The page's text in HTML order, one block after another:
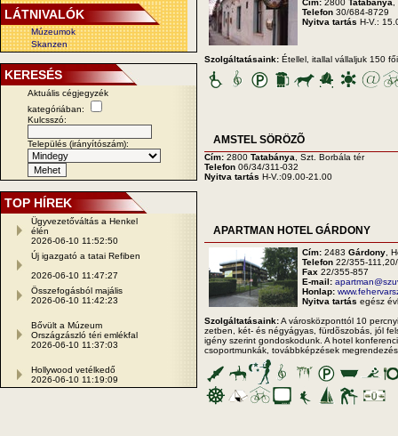
LÁTNIVALÓK
Múzeumok
Skanzen
KERESÉS
Aktuális cégjegyzék
kategóriában:
Kulcsszó:
Település (irányítószám):
TOP HÍREK
Ügyvezetőváltás a Henkel
élén
2026-06-10 11:52:50
Új igazgató a tatai Refiben
2026-06-10 11:47:27
Összefogásból majális
2026-06-10 11:42:23
Bővült a Múzeum
Országzászló téri emlékfal
2026-06-10 11:37:03
Hollywood vetélkedő
2026-06-10 11:19:09
Cím: 2800 Tatabánya,
Telefon 30/684-8729
Nyitva tartás H-V.:
Szolgáltatásaink: Étellel, itallal vállaljuk 150
AMSTEL SÖRÖZÕ
Cím: 2800 Tatabánya, Szt. Borbála tér
Telefon 06/34/311-032
Nyitva tartás H-V.:09.00-21.00
APARTMAN HOTEL GÁRDONY
Cím: 2483 Gárdony,
Telefon 22/355-
Fax 22/355-857
E-mail:
Honlap:
Nyitva tartás egész
Szolgáltatásaink:A városközponttól 10
zetben, két- és négyágyas, fürdõszobás, jól
igény szerint gondoskodunk. A hotel
csoportmunkák, továbbképzések